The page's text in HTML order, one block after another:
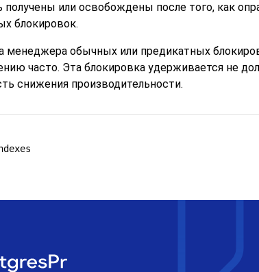
получены или освобождены после того, как
блокировок.
менеджера обычных или предикатных
часто. Эта блокировка удерживается не
снижения производительности.